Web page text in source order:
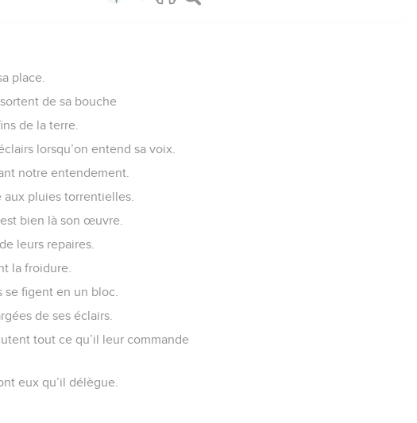
place.
de sa bouche
de la terre.
lorsqu’on entend sa voix.
notre entendement.
pluies torrentielles.
bien là son œuvre.
leurs repaires.
la froidure.
figent en un bloc.
de ses éclairs.
tout ce qu’il leur commande
eux qu’il délègue.